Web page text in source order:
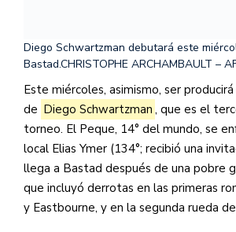
Diego Schwartzman debutará este
Bastad.CHRISTOPHE ARCHAMBAULT –
Este miércoles, asimismo, ser
de Diego Schwartzman , que es el
torneo. El Peque, 14° del mundo, se
local Elias Ymer (134°; recibió una
llega a Bastad después de una pobre
que incluyó derrotas en las primeras
y Eastbourne, y en la segunda rueda